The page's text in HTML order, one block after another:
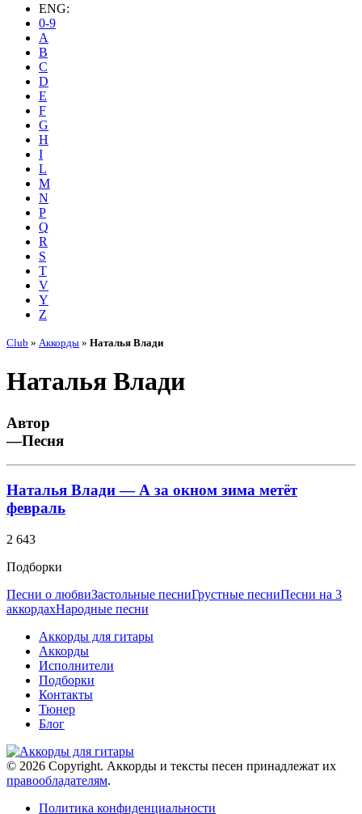
ENG:
0-9
A
B
C
D
E
F
G
H
I
L
M
N
P
Q
R
S
T
V
Y
Z
Club » Аккорды » Наталья Влади
Наталья Влади
Автор
—Песня
Наталья Влади — А за окном зима метёт
февраль
2 643
Подборки
Песни о любвиЗастольные песниГрустные песниПесни на 3
аккордахНародные песни
Аккорды для гитары
Аккорды
Исполнители
Подборки
Контакты
Тюнер
Блог
© 2026 Copyright. Аккорды и тексты песен принадлежат их
правообладателям.
Политика конфиденциальности